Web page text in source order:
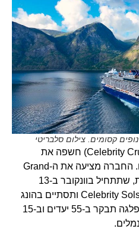
קסומים. צילום סלבריטי
(Celebrity Cruises) חשפה את
ההפלגה הארוכה שלה אי פעם. החברה מציעה את ה-Grand
Voyage, הפלגה של 110 לילות, שתתחיל בוונקובר ב-13
בספטמבר 2026 באונייה Celebrity Solstice ותסתיים בהונג
קונג ב-31 בדצמבר 2026. ההפלגה תבקר ב-55 יעדים וב-15